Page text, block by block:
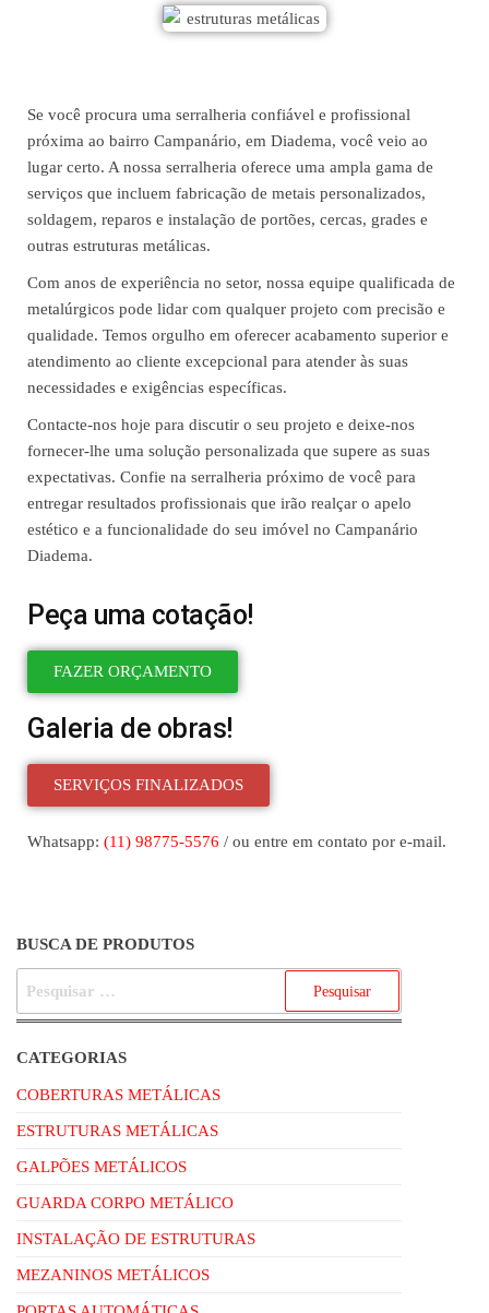
Se você procura uma serralheria confiável e profissional
próxima ao bairro Campanário, em Diadema, você veio ao
lugar certo. A nossa serralheria oferece uma ampla gama de
serviços que incluem fabricação de metais personalizados,
soldagem, reparos e instalação de portões, cercas, grades e
outras estruturas metálicas.
Com anos de experiência no setor, nossa equipe qualificada de
metalúrgicos pode lidar com qualquer projeto com precisão e
qualidade. Temos orgulho em oferecer acabamento superior e
atendimento ao cliente excepcional para atender às suas
necessidades e exigências específicas.
Contacte-nos hoje para discutir o seu projeto e deixe-nos
fornecer-lhe uma solução personalizada que supere as suas
expectativas. Confie na serralheria próximo de você para
entregar resultados profissionais que irão realçar o apelo
estético e a funcionalidade do seu imóvel no Campanário
Diadema.
Peça uma cotação!
FAZER ORÇAMENTO
Galeria de obras!
SERVIÇOS FINALIZADOS
Whatsapp: (11) 98775-5576 / ou entre em contato por e-mail.
BUSCA DE PRODUTOS
CATEGORIAS
COBERTURAS METÁLICAS
ESTRUTURAS METÁLICAS
GALPÕES METÁLICOS
GUARDA CORPO METÁLICO
INSTALAÇÃO DE ESTRUTURAS
MEZANINOS METÁLICOS